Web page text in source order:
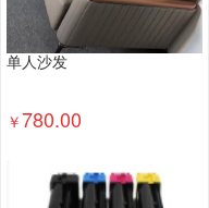
单人沙发
￥780.00